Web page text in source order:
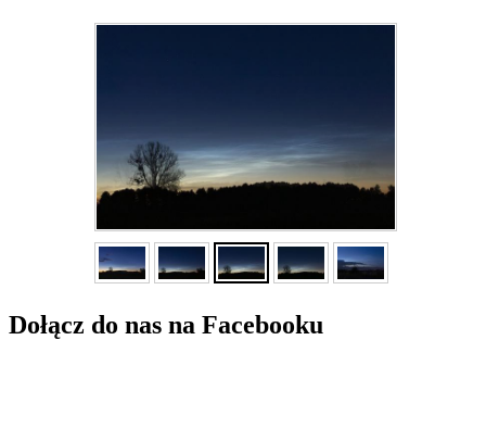
Dołącz do nas na Facebooku